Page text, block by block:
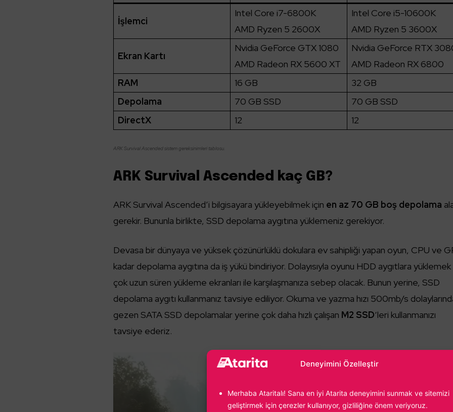
Deneyimini Özelleştir
Merhaba Ataritalı! Sana en iyi Atarita deneyimini sunmak ve sitemizi
geliştirmek için çerezler kullanıyor, gizliliğine önem veriyoruz.
İşlemci
Intel Core i7-6800K
AMD Ryzen 5 2600X
Intel Core i5-10600K
AMD Ryzen 5 3600X
Ekran Kartı
Nvidia GeForce GTX 1080
AMD Radeon RX 5600 XT
Nvidia GeForce RTX
AMD Radeon RX 6800
RAM
16 GB
32 GB
Depolama
70 GB SSD
70 GB SSD
DirectX
12 12
ARK Survival Ascended sistem gereksinimleri tablosu.
ARK Survival Ascended kaç GB?
ARK Survival Ascended’i bilgisayara yükleyebilmek için en az 70 GB boş depolama
gerekir. Bununla birlikte, SSD depolama aygıtına yüklemeniz gerekiyor.
Devasa bir dünyaya ve yüksek çözünürlüklü dokulara ev sahipliği yapan oyun, CPU ve
kadar depolama aygıtına da iş yükü bindiriyor. Dolayısıyla oyunu HDD aygıtlara yüklemek
çok uzun süren yükleme ekranları ile karşılaşmanıza sebep olacak. Bunun yerine, SSD
depolama aygıtı kullanmanız tavsiye ediliyor. Okuma ve yazma hızı 500mb/s
gezen SATA SSD depolamalar yerine çok daha hızlı çalışan M2 SSD‘leri kullanmanızı
tavsiye ederiz.